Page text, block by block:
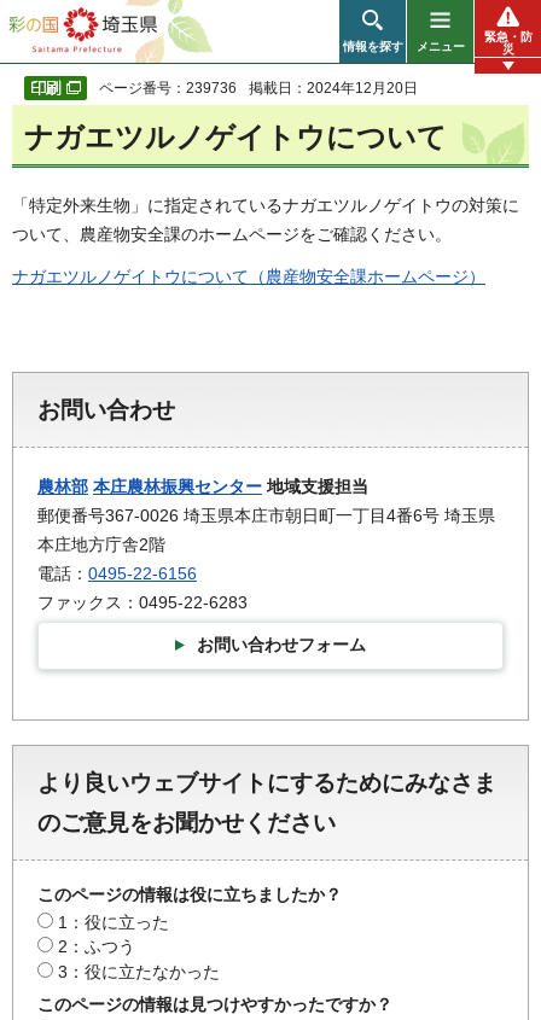
彩の国 埼玉県
情報を探す メニュー
緊急・防
災
ページ番号：239736 掲載日：2024年12月20日
ナガエツルノゲイトウについて
「特定外来生物」に指定されているナガエツルノゲイトウの対策に
ついて、農産物安全課のホームページをご確認ください。
ナガエツルノゲイトウについて（農産物安全課ホームページ）
お問い合わせ
農林部 本庄農林振興センター 地域支援担当
郵便番号367-0026 埼玉県本庄市朝日町一丁目4番6号 埼玉県
本庄地方庁舎2階
電話： 0495-22-6156
ファックス：0495-22-6283
お問い合わせフォーム
より良いウェブサイトにするためにみなさま
のご意見をお聞かせください
このページの情報は役に立ちましたか？
1：役に立った
2：ふつう
3：役に立たなかった
このページの情報は見つけやすかったですか？